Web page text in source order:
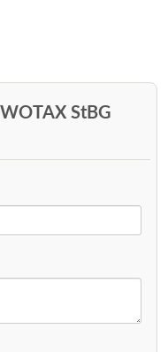
WOTAX StBG